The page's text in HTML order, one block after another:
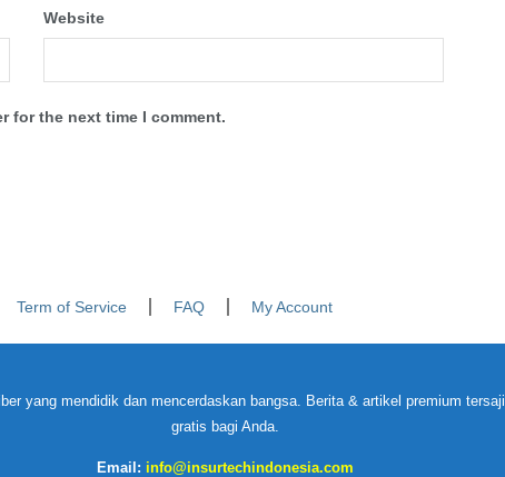
Website
for the next time I comment.
Term of Service FAQ My Account
yang mendidik dan mencerdaskan bangsa. Berita & artikel premium tersaji
gratis bagi Anda.
Email: info@insurtechindonesia.com